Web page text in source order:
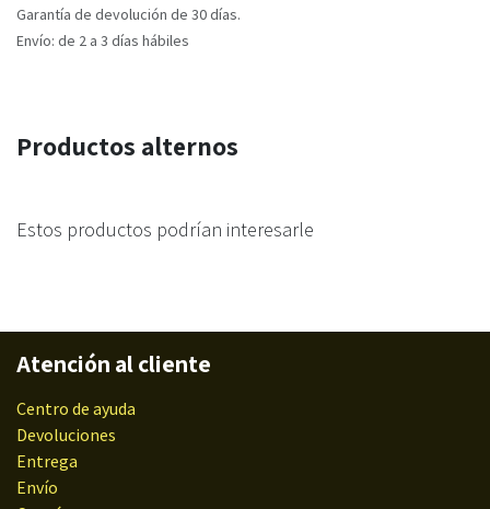
Garantía de devolución de 30 días.
Envío: de 2 a 3 días hábiles
Productos alternos
Estos productos podrían interesarle
Atención al cliente
Centro de ayuda
Devoluciones
Entrega
Envío